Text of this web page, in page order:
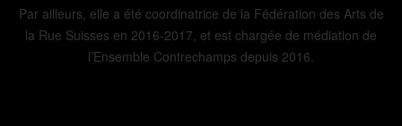
Par ailleurs, elle a été coordinatrice de la Fédération des Arts de
la Rue Suisses en 2016-2017, et est chargée de médiation de
l’Ensemble Contrechamps depuis 2016.